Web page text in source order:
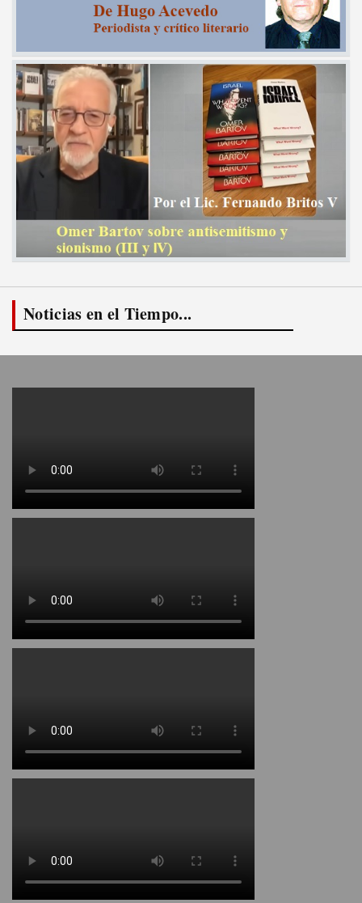
Noticias en el Tiempo...